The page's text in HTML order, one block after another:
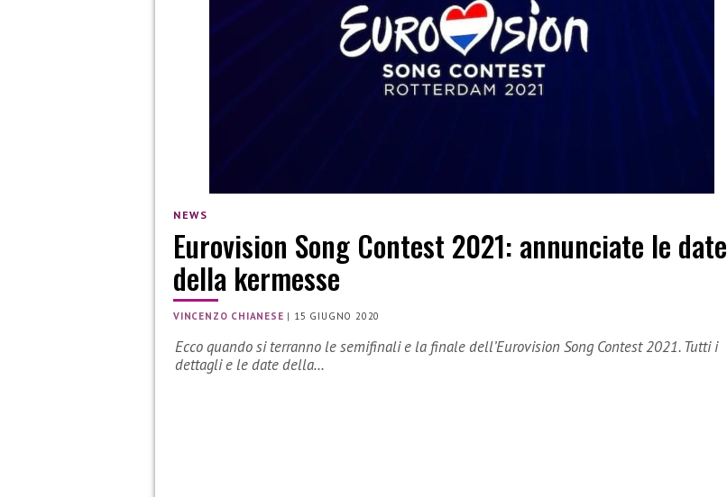
NEWS
Eurovision Song Contest 2021: annunciate le date
della kermesse
VINCENZO CHIANESE | 15 GIUGNO 2020
Ecco quando si terranno le semifinali e la finale dell’Eurovision Song Contest 2021. Tutti i
dettagli e le date della…